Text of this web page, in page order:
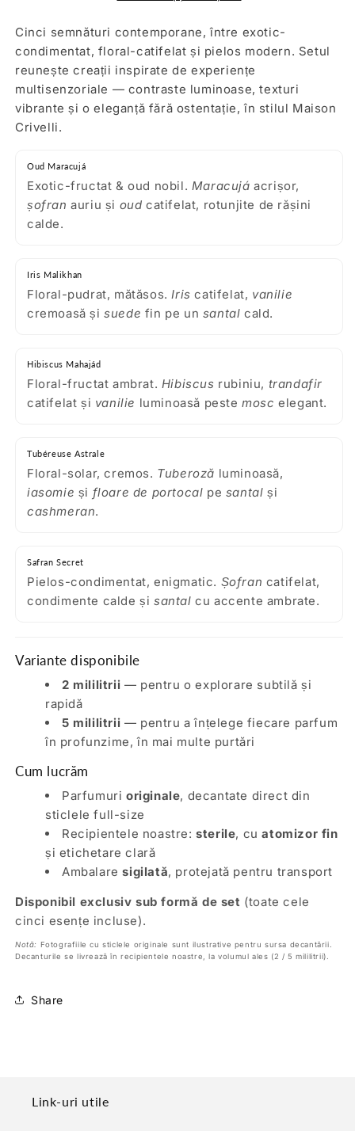
Cinci semnături contemporane, între exotic-
condimentat, floral-catifelat și pielos modern. Setul
reunește creații inspirate de experiențe
multisenzoriale — contraste luminoase, texturi
vibrante și o eleganță fără ostentație, în stilul Maison
Crivelli.
Oud Maracujá
Exotic-fructat & oud nobil. Maracujá acrișor,
șofran auriu și oud catifelat, rotunjite de rășini
calde.
Iris Malikhan
Floral-pudrat, mătăsos.Iris catifelat, vanilie
cremoasă șisuede fin pe un santal cald.
Hibiscus Mahajád
Floral-fructat ambrat. Hibiscus rubiniu, trandafir
catifelat și vanilie luminoasă pestemosc elegant.
Tubéreuse Astrale
Floral-solar, cremos. Tuberoză luminoasă,
iasomie și floare de portocal pe santal și
cashmeran.
Safran Secret
Pielos-condimentat, enigmatic. Șofran catifelat,
condimente calde și santal cu accente ambrate.
Variante disponibile
2 mililitrii — pentru o explorare subtilă și
rapidă
5 mililitrii — pentru a înțelege fiecare parfum
în profunzime, în mai multe purtări
Cum lucrăm
Parfumuri originale, decantate direct din
sticlele full-size
Recipientele noastre:sterile, cuatomizor fin
și etichetare clară
Ambalaresigilată, protejată pentru transport
Disponibil exclusiv sub formă de set (toate cele
cinci esențe incluse).
Notă: Fotografiile cu sticlele originale sunt ilustrative pentru sursa decantării.
Decanturile se livrează în recipientele noastre, la volumul ales (2 / 5 mililitrii).
Share
Link-uri utile